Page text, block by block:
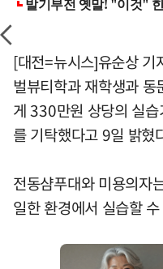
[대전=뉴시스]유순상
벌뷰티학과 재학생과
게 330만원 상당의 실
를 기탁했다고 9일 밝혔
전동샴푸대와 미용의자
일한 환경에서 실습할